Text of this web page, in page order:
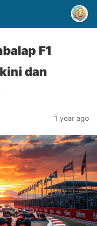
F1
dan
1 year ago